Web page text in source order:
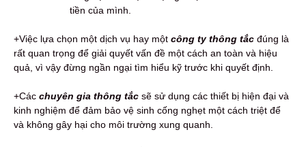
tiền của mình.
+Việc lựa chọn một dịch vụ hay một công ty thông tắc đúng là
rất quan trọng để giải quyết vấn đề một cách an toàn và hiệu
quả, vì vậy đừng ngần ngại tìm hiểu kỹ trước khi quyết định.
+Các chuyên gia thông tắc sẽ sử dụng các thiết bị hiện đại và
kinh nghiệm để đảm bảo vệ sinh cống nghẹt một cách triệt để
và không gây hại cho môi trường xung quanh.